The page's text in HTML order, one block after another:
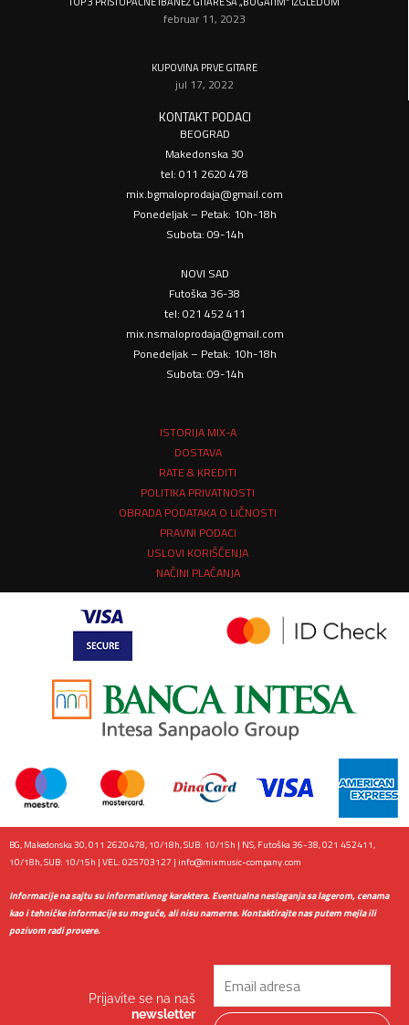
februar 11, 2023
KUPOVINA PRVE GITARE
jul 17, 2022
KONTAKT PODACI
BEOGRAD
Makedonska 30
tel: 011 2620 478
mix.bgmaloprodaja@gmail.com
Ponedeljak – Petak: 10h-18h
Subota: 09-14h
NOVI SAD
Futoška 36-38
tel: 021 452 411
mix.nsmaloprodaja@gmail.com
Ponedeljak – Petak: 10h-18h
Subota: 09-14h
ISTORIJA MIX-A
DOSTAVA
RATE & KREDITI
POLITIKA PRIVATNOSTI
OBRADA PODATAKA O LIČNOSTI
PRAVNI PODACI
USLOVI KORIŠĆENJA
NAČINI PLAĆANJA
BG, Makedonska 30, 011 2620478, 10/18h, SUB: 10/15h | NS, Futoška 36-38, 021 452411,
10/18h, SUB: 10/15h | VEL: 025703127 | info@mixmusic-company.com
Informacije na sajtu su informativnog karaktera. Eventualna neslaganja sa lagerom, cenama
kao i tehničke informacije su moguće, ali nisu namerne. Kontaktirajte nas putem mejla ili
pozivom radi provere.
Prijavite se na naš
newsletter